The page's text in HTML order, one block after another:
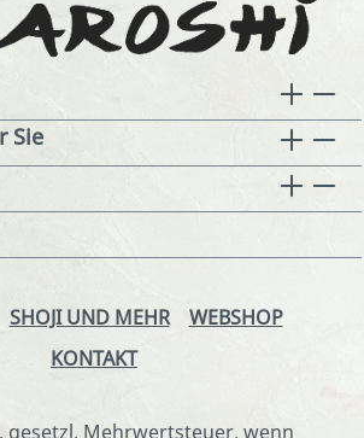
Sie
SHOJI UND MEHR
WEBSHOP
KONTAKT
gesetzl. Mehrwertsteuer, wenn